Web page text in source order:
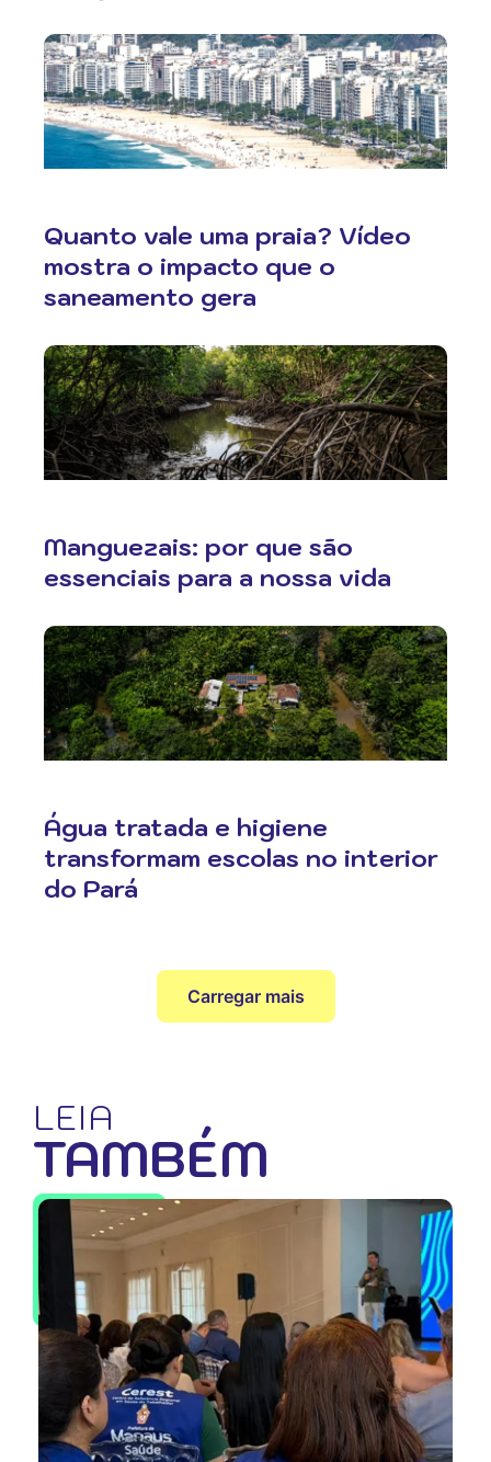
Quanto vale uma praia? Vídeo
mostra o impacto que o
saneamento gera
Manguezais: por que são
essenciais para a nossa vida
Água tratada e higiene
transformam escolas no interior
do Pará
Carregar mais
LEIA
TAMBÉM